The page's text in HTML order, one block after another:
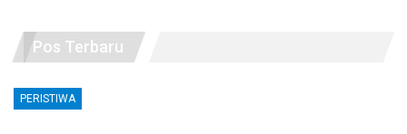
Pos Terbaru
PERISTIWA